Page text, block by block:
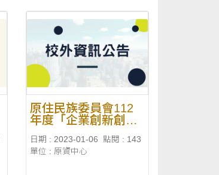
原住民族委員會112
年度「企業創新創業
輔導計畫」聯合說明
會
日期 : 2023-01-06
點閱 : 143
單位 : 原資中心